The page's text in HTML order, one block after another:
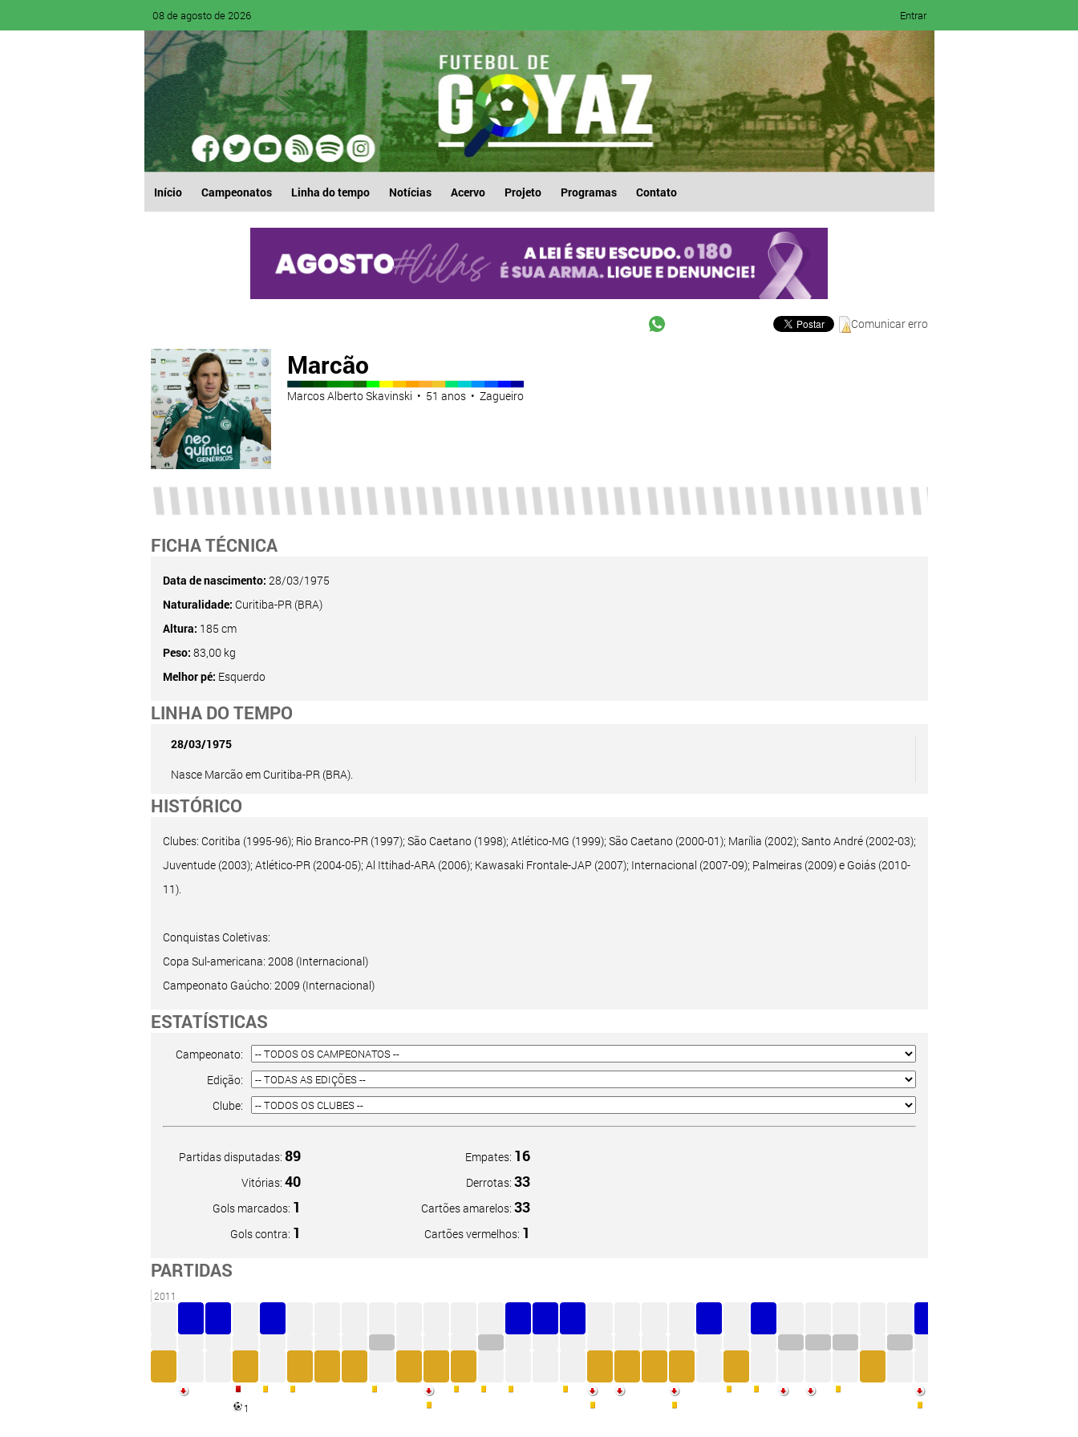
08 de agosto de 2026 Entrar
Início Campeonatos Linha do tempo Notícias Acervo Projeto Programas Contato
Comunicar erro
Marcão
Marcos Alberto Skavinski • 51 anos • Zagueiro
FICHA TÉCNICA
Data de nascimento: 28/03/1975
Naturalidade: Curitiba-PR (BRA)
Altura: 185 cm
Peso: 83,00 kg
Melhor pé: Esquerdo
LINHA DO TEMPO
28/03/1975
Nasce Marcão em Curitiba-PR (BRA).
HISTÓRICO
Clubes: Coritiba (1995-96); Rio Branco-PR (1997); São Caetano (1998); Atlético-MG (1999); São Caetano (2000-01); Marília (2002); Santo André (2002-03);
Juventude (2003); Atlético-PR (2004-05); Al Ittihad-ARA (2006); Kawasaki Frontale-JAP (2007); Internacional (2007-09); Palmeiras (2009) e Goiás (2010-
11).
Conquistas Coletivas:
Copa Sul-americana: 2008 (Internacional)
Campeonato Gaúcho: 2009 (Internacional)
ESTATÍSTICAS
Campeonato:
Edição:
Clube:
Partidas disputadas: 89
Vitórias: 40
Gols marcados: 1
Gols contra: 1
Empates: 16
Derrotas: 33
Cartões amarelos: 33
Cartões vermelhos: 1
PARTIDAS
2011
1